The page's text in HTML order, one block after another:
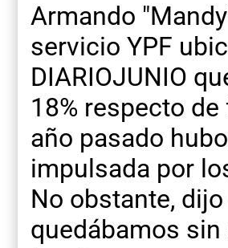
Armando
servicio YPF
DIARIOJUNIO
18% respecto
año pasado
impulsada por
No obstante,
quedábamos